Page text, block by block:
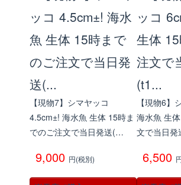
【現物7】シマヤッコ
4.5cm±! 海水魚 生体 15時ま
でのご注文で当日発送(…
9,000 円(税別)
【現物6】
海水魚 生
文で当日
6,500